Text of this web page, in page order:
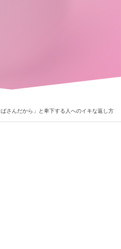
ばさんだから」と卑下する人へのイキな返し方